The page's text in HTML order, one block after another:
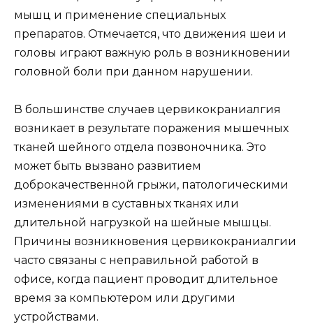
мышц и применение специальных
препаратов. Отмечается, что движения шеи и
головы играют важную роль в возникновении
головной боли при данном нарушении.
В большинстве случаев цервикокраниалгия
возникает в результате поражения мышечных
тканей шейного отдела позвоночника. Это
может быть вызвано развитием
доброкачественной грыжи, патологическими
изменениями в суставных тканях или
длительной нагрузкой на шейные мышцы.
Причины возникновения цервикокраниалгии
часто связаны с неправильной работой в
офисе, когда пациент проводит длительное
время за компьютером или другими
устройствами.